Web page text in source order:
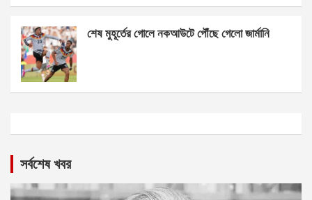
শেষ মুহূর্তের গোলে নকআউটে পৌঁছে গেলো জার্মানি
সর্বশেষ খবর